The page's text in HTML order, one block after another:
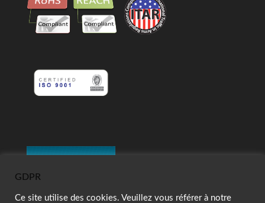
GDPR
Ce site utilise des cookies. Veuillez vous référer à notre